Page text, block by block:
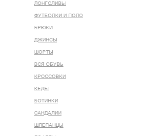
ЛОНГСЛИВЫ
ФУТБОЛКИ И ПОЛО
БРЮКИ
ДЖИНСЫ
ШОРТЫ
ВСЯ ОБУВЬ
КРОССОВКИ
КЕДЫ
БОТИНКИ
САНДАЛИИ
ШЛЕПАНЦЫ